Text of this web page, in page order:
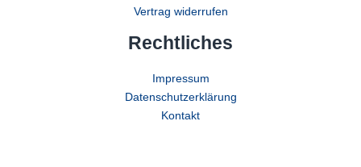
Vertrag widerrufen
Rechtliches
Impressum
Datenschutzerklärung
Kontakt